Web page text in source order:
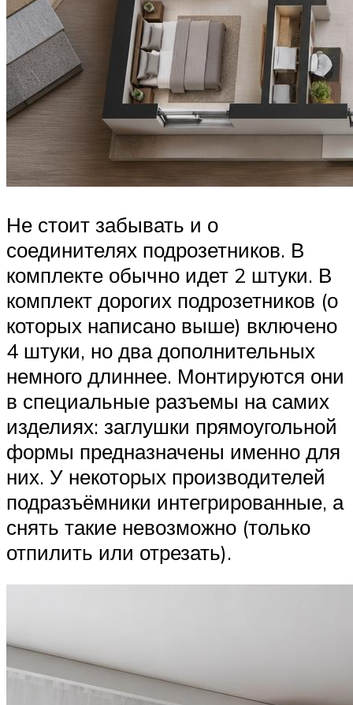
Не стоит забывать и о
соединителях подрозетников. В
комплекте обычно идет 2 штуки. В
комплект дорогих подрозетников (о
которых написано выше) включено
4 штуки, но два дополнительных
немного длиннее. Монтируются они
в специальные разъемы на самих
изделиях: заглушки прямоугольной
формы предназначены именно для
них. У некоторых производителей
подразъёмники интегрированные, а
снять такие невозможно (только
отпилить или отрезать).